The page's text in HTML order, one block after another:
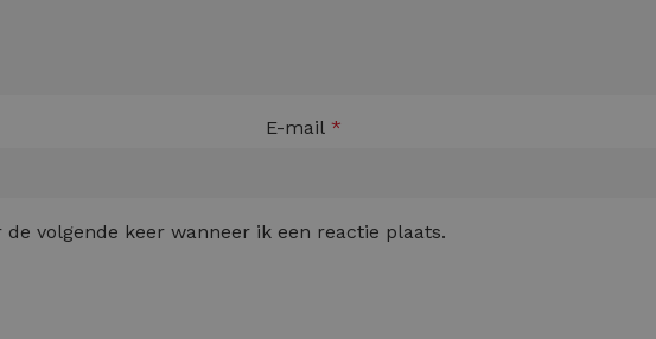
E-mail *
volgende keer wanneer ik een reactie plaats.